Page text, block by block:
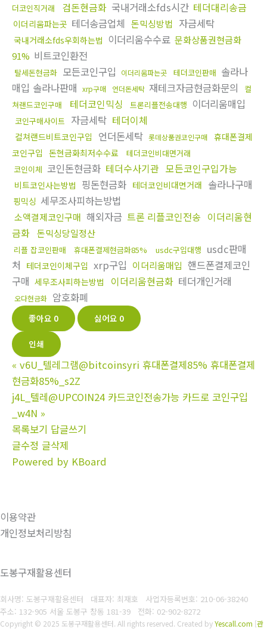
더코인직거래
검돈현금화 국내거래소fds시간 테더대리송금
이더리움파는곳 테더송금업체 돈믹싱방법 자금세탁
국내거래소fds우회하는법 이더리움수수료 문화상품권현금화
91% 비트코인환전
탈세돈현금화 모든코인구입 이더리움파는곳 테더코인판매 솔라나
매입 솔라나판매 xrp구매 언더돈세탁 재테크자금현금화문의
컬
쳐랜드코인구매
테더코인믹싱 트론리플전송대행 이더리움매입
코인구매사이트 자금세탁 테더이체
컬쳐랜드비트코인구입 언더돈세탁 롯데상품권코인구매
휴대폰결제
코인구입 돈현금화최저수수료
테더코인비대면거래
코인이체 코인돈현금화 테더수사기관 모든코인구입가능
비트코인사는방법 핑돈현금화 테더코인비대면거래 솔라나구매
핑믹싱 세무조사피하는방법
소액결제코인구매 해외자금 트론 리플코인전송 이더리움현
금화 돈믹싱당일정산
리플 잡코인판매 휴대폰결제현금화85% usdc구입대행 usdc판매
처 테더코인이체구입 xrp구입 이더리움매입 핸드폰결제코인
구매 세무조사피하는방법 이더리움현금화 테더개인거래
오다현금화 암호화폐
좋아요 0 싫어요 0
인쇄
« v6U_텔레그램@bitcoinsyri 휴대폰결제85% 휴대폰결제
현금화85%_s2Z
j4L_텔레@UPCOIN24 카드코인전송가능 카드로 코인구입
_w4N »
목록보기 답글쓰기
글수정 글삭제
Powered by KBoard
이용약관
개인정보처리방침
도봉구재활용센터
회사명: 도봉구재활용센터 대표자: 최재호 사업자등록번호: 210-06-38240
주소: 132-905 서울 도봉구 창동 181-39 전화: 02-902-8272
Copyright © 2025 도봉구재활용센터. All rights reserved. Created byYescall.com [관